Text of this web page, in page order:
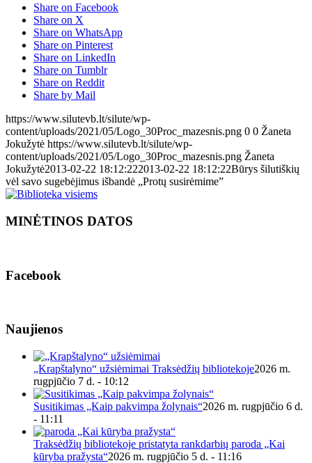
Share on Facebook
Share on X
Share on WhatsApp
Share on Pinterest
Share on LinkedIn
Share on Tumblr
Share on Reddit
Share by Mail
https://www.silutevb.lt/silute/wp-
content/uploads/2021/05/Logo_30Proc_mazesnis.png 0 0 Žaneta
Jokužytė https://www.silutevb.lt/silute/wp-
content/uploads/2021/05/Logo_30Proc_mazesnis.png Žaneta
Jokužytė2013-02-22 18:12:222013-02-22 18:12:22Būrys šilutiškių
vėl savo sugebėjimus išbandė „Protų susirėmime”
MINĖTINOS DATOS
Facebook
Naujienos
„Krapštalyno“ užsiėmimai Traksėdžių bibliotekoje2026 m.
rugpjūčio 7 d. - 10:12
Susitikimas „Kaip pakvimpa žolynais“2026 m. rugpjūčio 6 d.
- 11:11
Traksėdžių bibliotekoje pristatyta rankdarbių paroda „Kai
kūryba pražysta“2026 m. rugpjūčio 5 d. - 11:16